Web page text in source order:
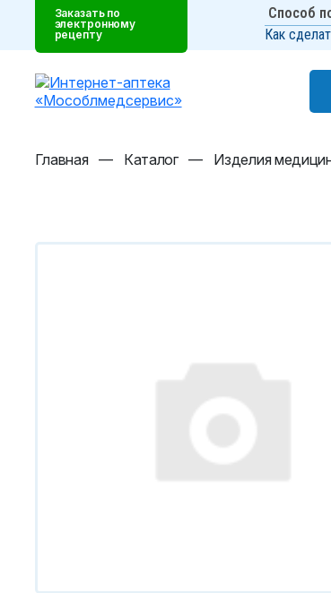
Заказать по
электронному
рецепту
Способ
Как
Главная — Каталог — Изделия